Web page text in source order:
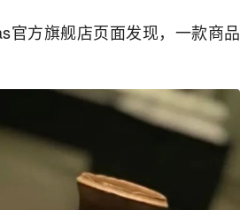
官方旗舰店页面发现，一款商品